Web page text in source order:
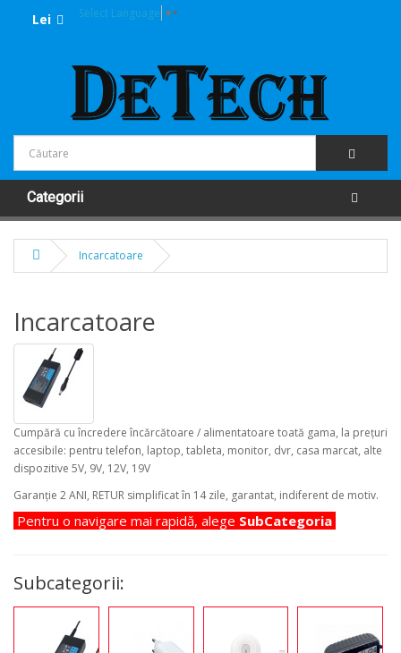
Lei Select Language ▼
Categorii
Incarcatoare
Incarcatoare
Cumpără cu încredere încărcătoare / alimentatoare toată gama, la prețuri
accesibile: pentru telefon, laptop, tableta, monitor, dvr, casa marcat, alte
dispozitive 5V, 9V, 12V, 19V
Garanție 2 ANI, RETUR simplificat în 14 zile, garantat, indiferent de motiv.
Pentru o navigare mai rapidă, alege SubCategoria
Subcategorii: